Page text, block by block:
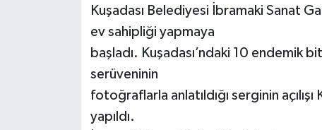
Kuşadası Belediyesi İbramaki Sanat
ev sahipliği yapmaya
başladı. Kuşadası’ndaki 10 endemik
serüveninin
fotoğraflarla anlatıldığı serginin
yapıldı.